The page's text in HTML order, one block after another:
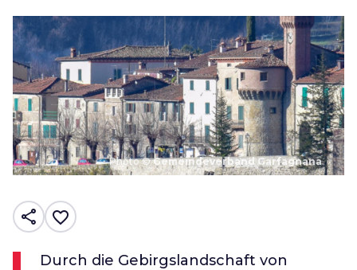
Photo ©Gemeindeverband Garfagnana
share favorite_border
Durch die Gebirgslandschaft von